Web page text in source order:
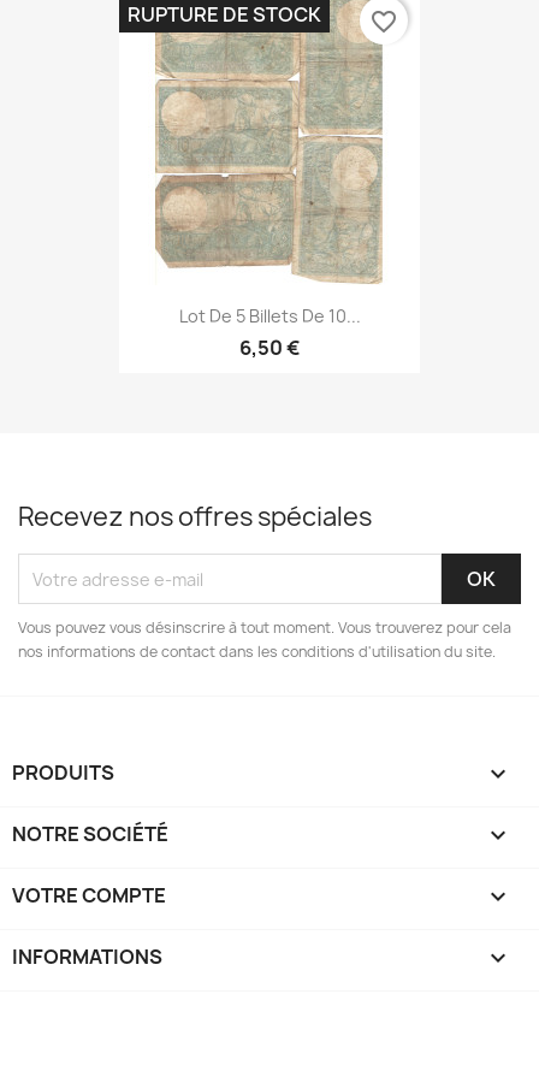
Lot De 5 Billets De 10...
6,50 €
RUPTURE DE STOCK favorite_border
Recevez nos offres spéciales
Vous pouvez vous désinscrire à tout moment. Vous trouverez pour cela
nos informations de contact dans les conditions d'utilisation du site.
PRODUITS 
NOTRE SOCIÉTÉ 
VOTRE COMPTE 
INFORMATIONS keyboard_arrow_down